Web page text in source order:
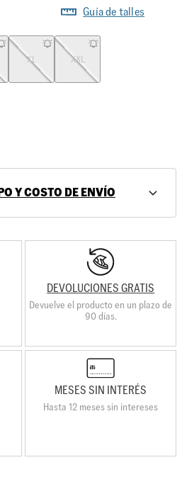
Guía de talles
XL XXL
Y COSTO DE ENVÍO
DEVOLUCIONES GRATIS
Devuelve el producto en un plazo de
90 días.
MESES SIN INTERÉS
Hasta 12 meses sin intereses